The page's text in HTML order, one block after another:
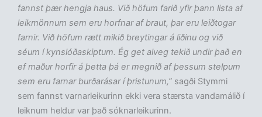
fannst þær hengja haus. Við höfum farið yfir þann lista af
leikmönnum sem eru horfnar af braut, þar eru leiðtogar
farnir. Við höfum rætt mikið breytingar á liðinu og við
séum í kynslóðaskiptum. Ég get alveg tekið undir það en
ef maður horfir á þetta þá er megnið af þessum stelpum
sem eru farnar burðarásar í þristunum,” sagði Stymmi
sem fannst varnarleikurinn ekki vera stærsta vandamálið í
leiknum heldur var það sóknarleikurinn.